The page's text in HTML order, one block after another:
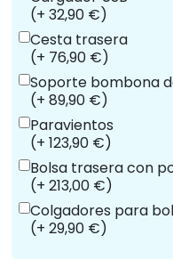
(+ 32,90 €)
Cesta trasera
(+ 76,90 €)
Soporte bombona
(+ 89,90 €)
Paravientos
(+ 123,90 €)
Bolsa trasera con
(+ 213,00 €)
Colgadores para
(+ 29,90 €)